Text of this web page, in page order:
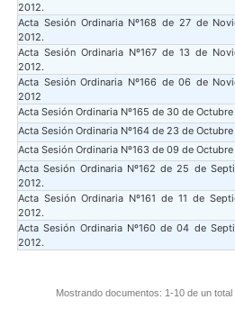
2012.
Acta Sesión Ordinaria Nº168 de 27 de
2012.
Acta Sesión Ordinaria Nº167 de 13 de
2012.
Acta Sesión Ordinaria Nº166 de 06 de
2012
Acta Sesión Ordinaria Nº165 de 30 de
Acta Sesión Ordinaria Nº164 de 23 de
Acta Sesión Ordinaria Nº163 de 09 de
Acta Sesión Ordinaria Nº162 de 25 de
2012.
Acta Sesión Ordinaria Nº161 de 11 de
2012.
Acta Sesión Ordinaria Nº160 de 04 de
2012.
Mostrando documentos: 1-10 de un total